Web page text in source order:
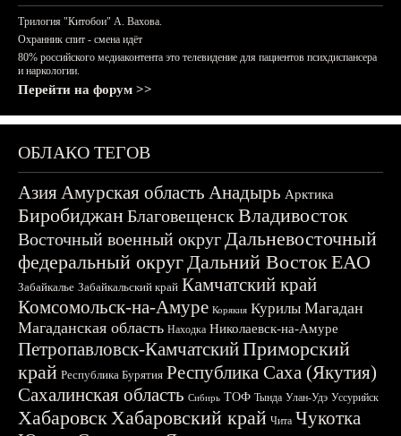
Трилогия "Китобои" А. Вахова.
Охранник спит - смена идёт
80% российского медиаконтента это телевидение для пациентов психдиспансера
и наркологии.
Перейти на форум >>
ОБЛАКО ТЕГОВ
АзияАмурская область Анадырь Арктика
БиробиджанБлаговещенскВладивосток
Восточный военный округДальневосточный
федеральный округДальний ВостокЕАО
Забайкалье Забайкальский край Камчатский край
Комсомольск-на-Амуре Корякия Курилы Магадан
Магаданская область Находка Николаевск-на-Амуре
Петропавловск-КамчатскийПриморский
край Республика Бурятия Республика Саха (Якутия)
Сахалинская область Сибирь ТОФ Тында Улан-Удэ Уссурийск
ХабаровскХабаровский край Чита Чукотка